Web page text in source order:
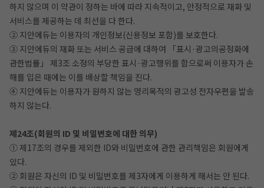
하지 않으며 이 약관이 정하는 바에 따라 지속적이고, 안정적으로 재화 및
서비스를 제공하는 데 최선을 다 한다.
② 지안에듀는 이용자의 개인정보(신용정보 포함)를 보호한다.
③ 지안에듀의 재화 또는 서비스 공급에 대하여 「표시·광고의공정화에
관한법률」 제3조 소정의 부당한 표시·광고행위를 함으로써 이용자가 손
해를 입은 때에는 이를 배상할 책임을 진다.
④ 지안에듀는 이용자가 원하지 않는 영리목적의 광고성 전자우편을 발송
하지 않는다.
제24조(회원의 ID 및 비밀번호에 대한 의무)
① 제17조의 경우를 제외한 ID와 비밀번호에 관한 관리책임은 회원에게
있다.
② 회원은 자신의 ID 및 비밀번호를 제3자에게 이용하게 해서는 안 된다.